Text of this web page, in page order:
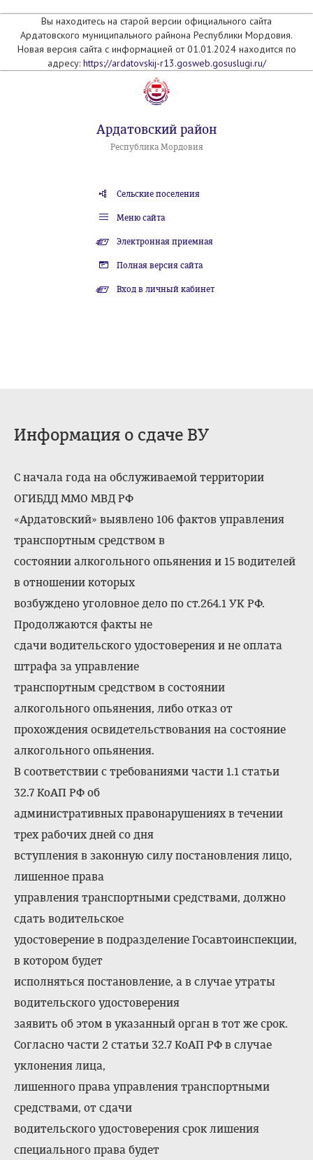
Вы находитесь на старой версии официального сайта
Ардатовского муниципального райнона Республики Мордовия.
Новая версия сайта с информацией от 01.01.2024 находится по
адресу: https://ardatovskij-r13.gosweb.gosuslugi.ru/
Ардатовский район
Республика Мордовия
Сельские поселения
Меню сайта
Электронная приемная
Полная версия сайта
Вход в личный кабинет
Информация о сдаче ВУ
С начала года на обслуживаемой территории
ОГИБДД ММО МВД РФ
«Ардатовский» выявлено 106 фактов управления
транспортным средством в
состоянии алкогольного опьянения и 15 водителей
в отношении которых
возбуждено уголовное дело по ст.264.1 УК РФ.
Продолжаются факты не
сдачи водительского удостоверения и не оплата
штрафа за управление
транспортным средством в состоянии
алкогольного опьянения, либо отказ от
прохождения освидетельствования на состояние
алкогольного опьянения.
В соответствии с требованиями части 1.1 статьи
32.7 КоАП РФ об
административных правонарушениях в течении
трех рабочих дней со дня
вступления в законную силу постановления лицо,
лишенное права
управления транспортными средствами, должно
сдать водительское
удостоверение в подразделение Госавтоинспекции,
в котором будет
исполняться постановление, а в случае утраты
водительского удостоверения
заявить об этом в указанный орган в тот же срок.
Согласно части 2 статьи 32.7 КоАП РФ в случае
уклонения лица,
лишенного права управления транспортными
средствами, от сдачи
водительского удостоверения срок лишения
специального права будет